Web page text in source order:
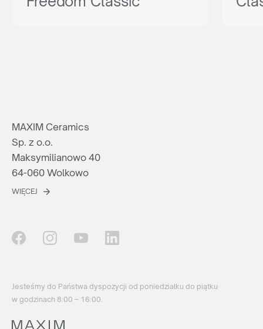
MAXIM Ceramics
Sp. z o.o.
Maksymilianowo 40
64-060 Wolkowo
WIĘCEJ
Jesteśmy do Państwa dyspozycji od poniedziałku do piątku
w godzinach 8:00 – 16:00.